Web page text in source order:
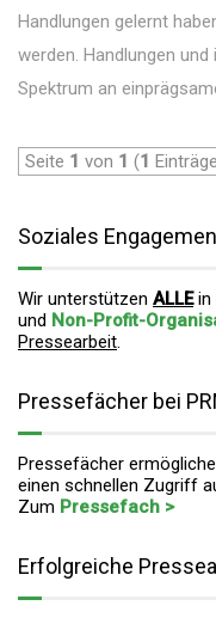
Handlungen gelernt
werden. Handlungen
Spektrum an
Seite 1 von 1 (1
Soziales
Wir unterstützen ALLEin
und Non-Profit-
Pressearbeit.
Pressefächer bei
Pressefächer
einen schnellen Zugriff
Zum Pressefach >
Erfolgreiche